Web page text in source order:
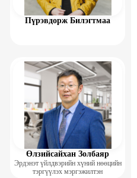
Пүрэвдорж Билэгтмаа
Өлзийсайхан Золбаяр
Эрдэнэт үйлдвэрийн хүний нөөцийн
тэргүүлэх мэргэжилтэн